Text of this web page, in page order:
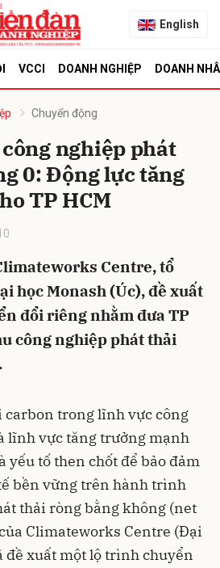
English
VCCI DOANH NGHIỆP DOANH
Chuyển động
nghiệp phát
0: Động lực tăng
TP HCM
Centre, tổ
học Monash (Úc), đề xuất
đổi riêng nhằm đưa TP
công nghiệp phát thải
carbon trong lĩnh vực công
lĩnh vực tăng trưởng mạnh
yếu tố then chốt để bảo đảm
bền vững trên hành trình
thải ròng bằng không (net
Climateworks Centre (Đại
đề xuất một lộ trình chuyển
Hủy